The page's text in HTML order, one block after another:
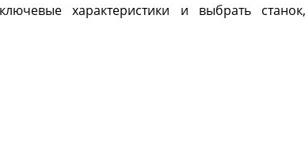
характеристики и выбрать